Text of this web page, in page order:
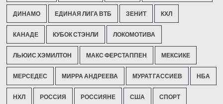
ДИНАМО ЕДИНАЯ ЛИГА ВТБ ЗЕНИТ КХЛ
КАНАДЕ КУБОК СТЭНЛИ ЛОКОМОТИВА
ЛЬЮИС ХЭМИЛТОН МАКС ФЕРСТАППЕН МЕКСИКЕ
МЕРСЕДЕС МИРРА АНДРЕЕВА МУРАТ ГАССИЕВ НБА
НХЛ РОССИЯ РОССИЯНЕ США СПОРТ